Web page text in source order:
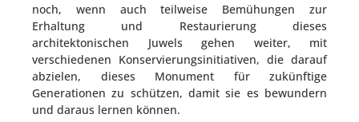
noch, wenn auch teilweise Bemühungen zur
Erhaltung und Restaurierung dieses
architektonischen Juwels gehen weiter, mit
verschiedenen Konservierungsinitiativen, die darauf
abzielen, dieses Monument für zukünftige
Generationen zu schützen, damit sie es bewundern
und daraus lernen können.